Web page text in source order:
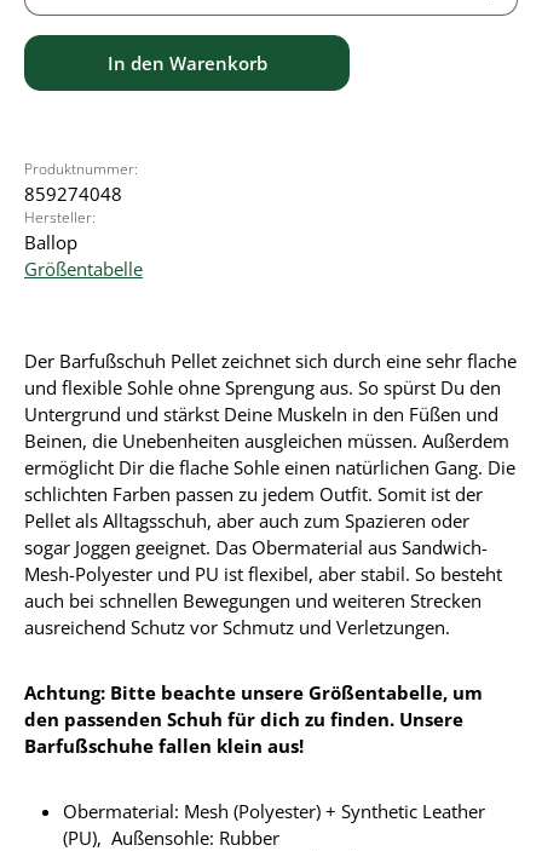
In den Warenkorb
Produktnummer:
859274048
Hersteller:
Ballop
Größentabelle
Der Barfußschuh Pellet zeichnet sich durch eine sehr flache
und flexible Sohle ohne Sprengung aus. So spürst Du den
Untergrund und stärkst Deine Muskeln in den Füßen und
Beinen, die Unebenheiten ausgleichen müssen. Außerdem
ermöglicht Dir die flache Sohle einen natürlichen Gang. Die
schlichten Farben passen zu jedem Outfit. Somit ist der
Pellet als Alltagsschuh, aber auch zum Spazieren oder
sogar Joggen geeignet. Das Obermaterial aus Sandwich-
Mesh-Polyester und PU ist flexibel, aber stabil. So besteht
auch bei schnellen Bewegungen und weiteren Strecken
ausreichend Schutz vor Schmutz und Verletzungen.
Achtung: Bitte beachte unsere Größentabelle, um
den passenden Schuh für dich zu finden. Unsere
Barfußschuhe fallen klein aus!
Obermaterial: Mesh (Polyester) + Synthetic Leather
(PU), Außensohle: Rubber